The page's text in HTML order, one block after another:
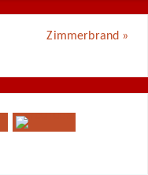
Zimmerbrand »